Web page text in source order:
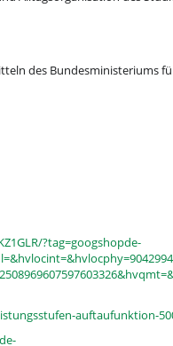
des Bundesministeriums
?tag=googshopde-
auftaufunktion-